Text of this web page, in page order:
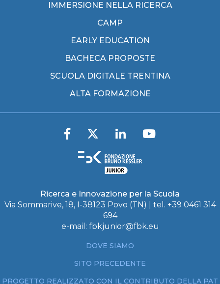
IMMERSIONE NELLA RICERCA
CAMP
EARLY EDUCATION
BACHECA PROPOSTE
SCUOLA DIGITALE TRENTINA
ALTA FORMAZIONE
Ricerca e Innovazione per la Scuola
Via Sommarive, 18, I-38123 Povo (TN) | tel. +39 0461 314
694
e-mail: fbkjunior@fbk.eu
DOVE SIAMO
SITO PRECEDENTE
PROGETTO REALIZZATO CON IL CONTRIBUTO DELLA PAT